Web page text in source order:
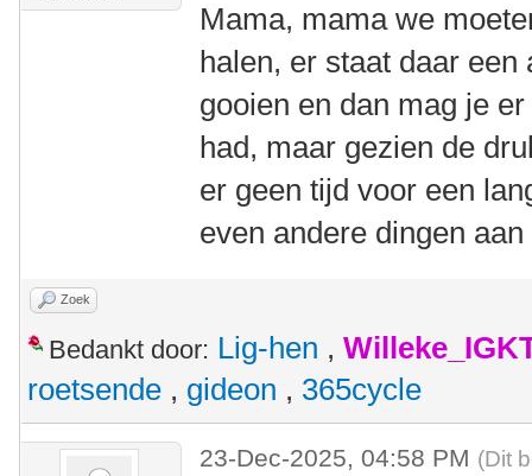
Mama, mama we
halen, er staat daar
gooien en dan mag je
had, maar gezien de
er geen tijd voor een
even andere dingen
Zoek
Bedankt door: Lig-hen ,
roetsende , gideon , 365cycle
23-Dec-2025, 04:58 PM (Dit